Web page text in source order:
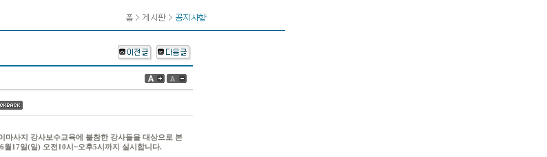
마사지 강사보수교육에 불참한 강사들을 대상으로 본
17일(일) 오전10시~오후5시까지 실시합니다.